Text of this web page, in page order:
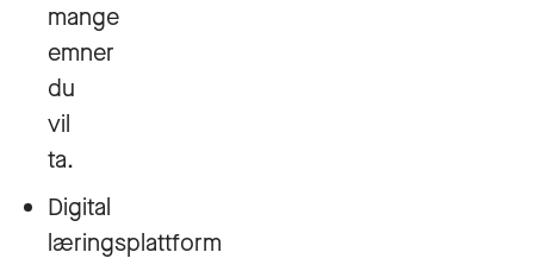
mange
emner
du
vil
ta.
Digital
læringsplattform